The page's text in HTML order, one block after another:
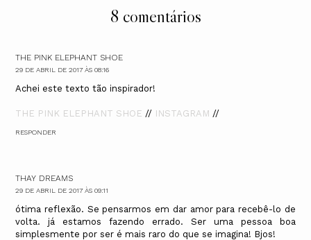
8 comentários
THE PINK ELEPHANT SHOE
29 DE ABRIL DE 2017 ÀS 08:16
Achei este texto tão inspirador!
THE PINK ELEPHANT SHOE // INSTAGRAM //
RESPONDER
THAY DREAMS
29 DE ABRIL DE 2017 ÀS 09:11
ótima reflexão. Se pensarmos em dar amor para recebê-lo de
volta. já estamos fazendo errado. Ser uma pessoa boa
simplesmente por ser é mais raro do que se imagina! Bjos!